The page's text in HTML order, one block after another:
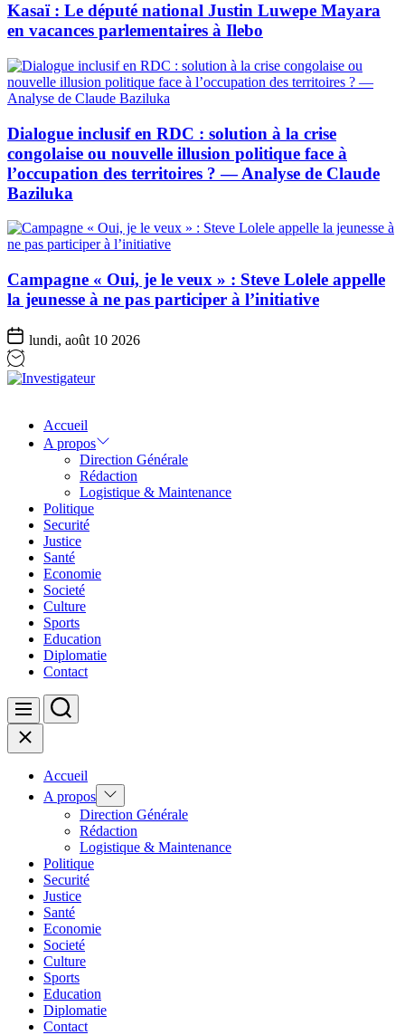
Kasaï : Le député national Justin Luwepe Mayara
en vacances parlementaires à Ilebo
Dialogue inclusif en RDC : solution à la crise
congolaise ou nouvelle illusion politique face à
l’occupation des territoires ? — Analyse de Claude
Baziluka
Campagne « Oui, je le veux » : Steve Lolele appelle
la jeunesse à ne pas participer à l’initiative
lundi, août 10 2026
Accueil
A propos
Direction Générale
Rédaction
Logistique & Maintenance
Politique
Securité
Justice
Santé
Economie
Societé
Culture
Sports
Education
Diplomatie
Contact
Menu Search
Close
Accueil
A propos Show
sub
menu
Direction Générale
Rédaction
Logistique & Maintenance
Politique
Securité
Justice
Santé
Economie
Societé
Culture
Sports
Education
Diplomatie
Contact